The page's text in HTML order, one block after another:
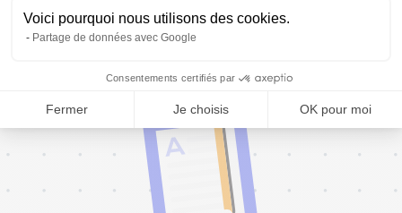
Voici pourquoi nous utilisons des cookies.
Partage de données avec Google
Consentements certifiés par
Fermer Je choisis OK pour moi